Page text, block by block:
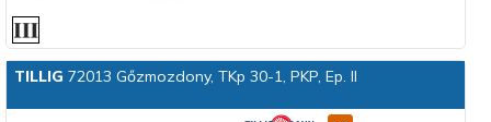
TILLIG 72013 Gőzmozdony, TKp 30-1, PKP, Ep. II